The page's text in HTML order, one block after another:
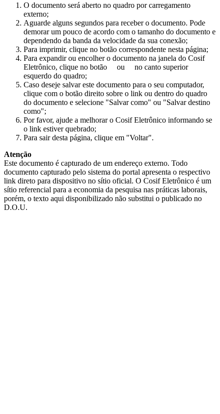
O documento será aberto no quadro por carregamento
externo;
Aguarde alguns segundos para receber o documento. Pode
demorar um pouco de acordo com o tamanho do documento e
dependendo da banda da velocidade da sua conexão;
Para imprimir, clique no botão correspondente nesta página;
Para expandir ou encolher o documento na janela do Cosif
Eletrônico, clique no botão
ou
no canto superior
esquerdo do quadro;
Caso deseje salvar este documento para o seu computador,
clique com o botão direito sobre o link ou dentro do quadro
do documento e selecione "Salvar como" ou "Salvar destino
como";
Por favor, ajude a melhorar o Cosif Eletrônico informando se
o link estiver quebrado;
Para sair desta página, clique em "Voltar".
Atenção
Este documento é capturado de um endereço externo. Todo
documento capturado pelo sistema do portal apresenta o respectivo
link direto para dispositivo no sítio oficial. O Cosif Eletrônico é um
sítio referencial para a economia da pesquisa nas práticas laborais,
porém, o texto aqui disponibilizado não substitui o publicado no
D.O.U.